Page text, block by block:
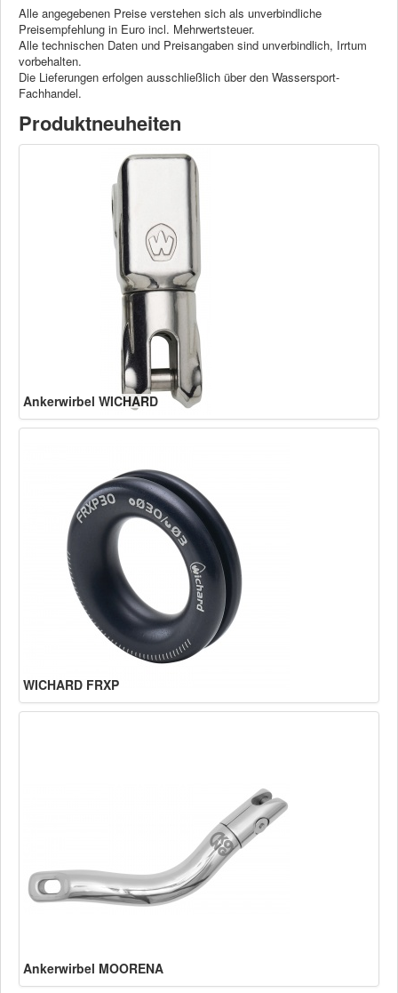
Alle angegebenen Preise verstehen sich als unverbindliche
Preisempfehlung in Euro incl. Mehrwertsteuer.
Alle technischen Daten und Preisangaben sind unverbindlich, Irrtum
vorbehalten.
Die Lieferungen erfolgen ausschließlich über den Wassersport-
Fachhandel.
Produktneuheiten
Ankerwirbel WICHARD
WICHARD FRXP
Ankerwirbel MOORENA